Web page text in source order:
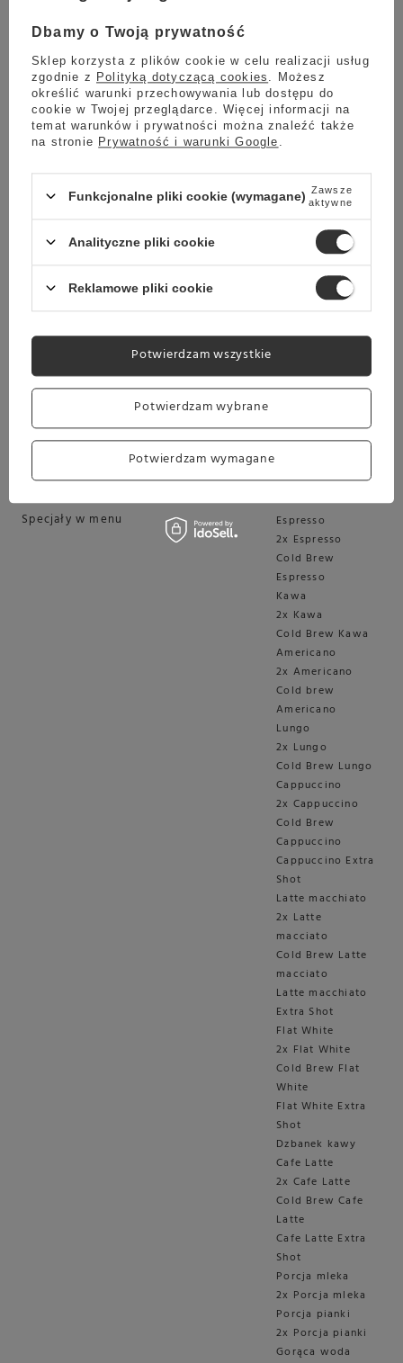
Stałe przyłącze do wody
Podłączony do stałego źródła wody, X10c zapewnia
wyjątkowo praktycznym i efektywnym w dynamicznych
specjalistę, ekspres X10c można łatwo odłączyć od przyłącza
wody. Ta koncepcja pozwala na korzystanie z profesjonalnego
automatycznego ekspresu w trybie ręcznym, z użyciem zbiornika
na wodę. Jest to szczególnie przydatne w przypadku
sporadycznego użytkowania, na przykład podczas firmowych
wydarzeń.
Szczegółowe funkcje ekspresu Jura
X10c Dark Inox (EA)
Specjały
Specjały w menu
Espresso
2x Espresso
Cold Brew
Espresso
Kawa
2x Kawa
Cold Brew Kawa
Americano
2x Americano
Cold brew
Americano
Lungo
2x Lungo
Cold Brew Lungo
Cappuccino
2x Cappuccino
Cold Brew
Cappuccino
Cappuccino Extra
Shot
Latte macchiato
2x Latte
macciato
Cold Brew Latte
macciato
Latte macchiato
Extra Shot
Flat White
2x Flat White
Cold Brew Flat
White
Flat White Extra
Shot
Dzbanek kawy
Cafe Latte
2x Cafe Latte
Cold Brew Cafe
Latte
Cafe Latte Extra
Shot
Porcja mleka
2x Porcja mleka
Porcja pianki
2x Porcja pianki
Gorąca woda
Dbamy o Twoją prywatność
Sklep korzysta z plików cookie w celu realizacji usług
zgodnie z Polityką dotyczącą cookies
. Możesz
określić warunki przechowywania lub dostępu do
cookie w Twojej przeglądarce. Więcej informacji na
temat warunków i prywatności można znaleźć także
na stronie Prywatność i warunki Google
Funkcjonalne pliki cookie (wymagane) Zawsze
aktywne
Analityczne pliki cookie
Reklamowe pliki cookie
Potwierdzam wybrane
Potwierdzam wymagane
Potwierdzam wszystkie